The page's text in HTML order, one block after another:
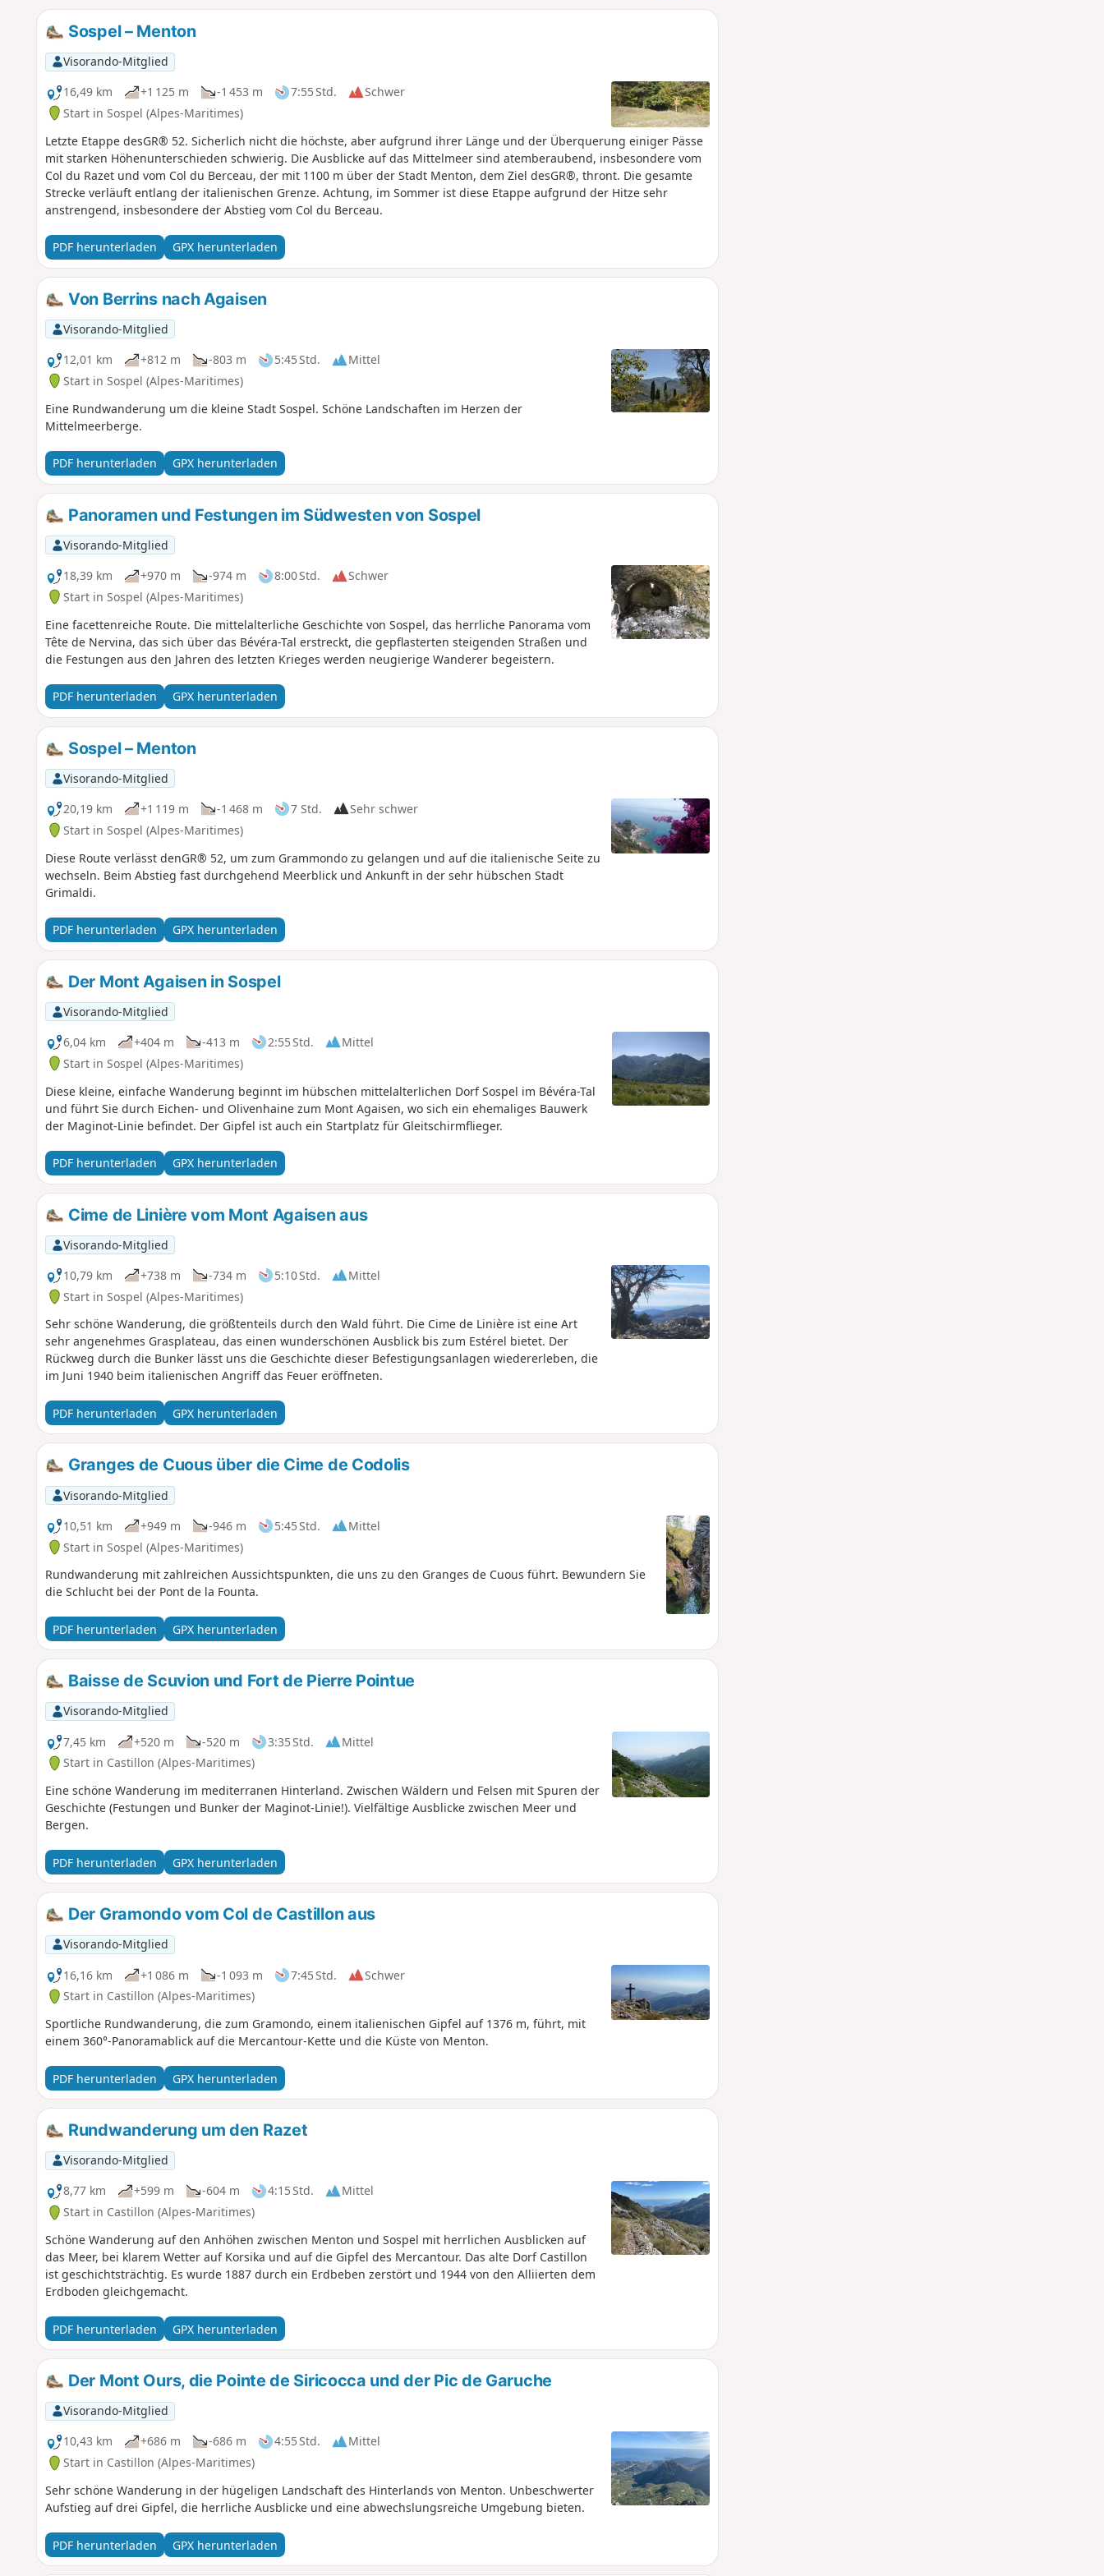
Sospel – Menton
Visorando-Mitglied
16,49 km
+1 125 m -1 453 m 7:55 Std.
Schwer
Start in Sospel (Alpes-Maritimes)
Letzte Etappe desGR® 52. Sicherlich nicht die höchste, aber aufgrund ihrer Länge und der Überquerung einiger Pässe
mit starken Höhenunterschieden schwierig. Die Ausblicke auf das Mittelmeer sind atemberaubend, insbesondere vom
Col du Razet und vom Col du Berceau, der mit 1100 m über der Stadt Menton, dem Ziel desGR®, thront. Die gesamte
Strecke verläuft entlang der italienischen Grenze. Achtung, im Sommer ist diese Etappe aufgrund der Hitze sehr
anstrengend, insbesondere der Abstieg vom Col du Berceau.
PDF herunterladen GPX herunterladen
Von Berrins nach Agaisen
Visorando-Mitglied
12,01 km
+812 m -803 m 5:45 Std.
Mittel
Start in Sospel (Alpes-Maritimes)
Eine Rundwanderung um die kleine Stadt Sospel. Schöne Landschaften im Herzen der
Mittelmeerberge.
PDF herunterladen GPX herunterladen
Panoramen und Festungen im Südwesten von Sospel
Visorando-Mitglied
18,39 km
+970 m -974 m 8:00 Std.
Schwer
Start in Sospel (Alpes-Maritimes)
Eine facettenreiche Route. Die mittelalterliche Geschichte von Sospel, das herrliche Panorama vom
Tête de Nervina, das sich über das Bévéra-Tal erstreckt, die gepflasterten steigenden Straßen und
die Festungen aus den Jahren des letzten Krieges werden neugierige Wanderer begeistern.
PDF herunterladen GPX herunterladen
Sospel – Menton
Visorando-Mitglied
20,19 km
+1 119 m -1 468 m 7 Std.
Sehr schwer
Start in Sospel (Alpes-Maritimes)
Diese Route verlässt denGR® 52, um zum Grammondo zu gelangen und auf die italienische Seite zu
wechseln. Beim Abstieg fast durchgehend Meerblick und Ankunft in der sehr hübschen Stadt
Grimaldi.
PDF herunterladen GPX herunterladen
Der Mont Agaisen in Sospel
Visorando-Mitglied
6,04 km
+404 m -413 m 2:55 Std.
Mittel
Start in Sospel (Alpes-Maritimes)
Diese kleine, einfache Wanderung beginnt im hübschen mittelalterlichen Dorf Sospel im Bévéra-Tal
und führt Sie durch Eichen- und Olivenhaine zum Mont Agaisen, wo sich ein ehemaliges Bauwerk
der Maginot-Linie befindet. Der Gipfel ist auch ein Startplatz für Gleitschirmflieger.
PDF herunterladen GPX herunterladen
Cime de Linière vom Mont Agaisen aus
Visorando-Mitglied
10,79 km
+738 m -734 m 5:10 Std.
Mittel
Start in Sospel (Alpes-Maritimes)
Sehr schöne Wanderung, die größtenteils durch den Wald führt. Die Cime de Linière ist eine Art
sehr angenehmes Grasplateau, das einen wunderschönen Ausblick bis zum Estérel bietet. Der
Rückweg durch die Bunker lässt uns die Geschichte dieser Befestigungsanlagen wiedererleben, die
im Juni 1940 beim italienischen Angriff das Feuer eröffneten.
PDF herunterladen GPX herunterladen
Granges de Cuous über die Cime de Codolis
Visorando-Mitglied
10,51 km
+949 m -946 m 5:45 Std.
Mittel
Start in Sospel (Alpes-Maritimes)
Rundwanderung mit zahlreichen Aussichtspunkten, die uns zu den Granges de Cuous führt. Bewundern Sie
die Schlucht bei der Pont de la Founta.
PDF herunterladen GPX herunterladen
Baisse de Scuvion und Fort de Pierre Pointue
Visorando-Mitglied
7,45 km
+520 m -520 m 3:35 Std.
Mittel
Start in Castillon (Alpes-Maritimes)
Eine schöne Wanderung im mediterranen Hinterland. Zwischen Wäldern und Felsen mit Spuren der
Geschichte (Festungen und Bunker der Maginot-Linie!). Vielfältige Ausblicke zwischen Meer und
Bergen.
PDF herunterladen GPX herunterladen
Der Gramondo vom Col de Castillon aus
Visorando-Mitglied
16,16 km
+1 086 m -1 093 m 7:45 Std.
Schwer
Start in Castillon (Alpes-Maritimes)
Sportliche Rundwanderung, die zum Gramondo, einem italienischen Gipfel auf 1376 m, führt, mit
einem 360°-Panoramablick auf die Mercantour-Kette und die Küste von Menton.
PDF herunterladen GPX herunterladen
Rundwanderung um den Razet
Visorando-Mitglied
8,77 km
+599 m -604 m 4:15 Std.
Mittel
Start in Castillon (Alpes-Maritimes)
Schöne Wanderung auf den Anhöhen zwischen Menton und Sospel mit herrlichen Ausblicken auf
das Meer, bei klarem Wetter auf Korsika und auf die Gipfel des Mercantour. Das alte Dorf Castillon
ist geschichtsträchtig. Es wurde 1887 durch ein Erdbeben zerstört und 1944 von den Alliierten dem
Erdboden gleichgemacht.
PDF herunterladen GPX herunterladen
Der Mont Ours, die Pointe de Siricocca und der Pic de Garuche
Visorando-Mitglied
10,43 km
+686 m -686 m 4:55 Std.
Mittel
Start in Castillon (Alpes-Maritimes)
Sehr schöne Wanderung in der hügeligen Landschaft des Hinterlands von Menton. Unbeschwerter
Aufstieg auf drei Gipfel, die herrliche Ausblicke und eine abwechslungsreiche Umgebung bieten.
PDF herunterladen GPX herunterladen